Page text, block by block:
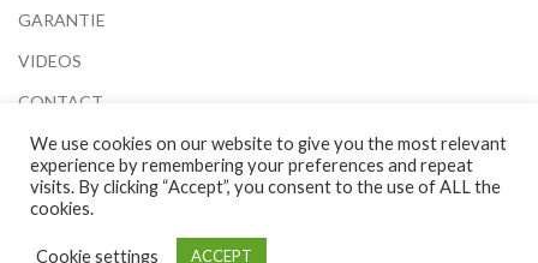
GARANTIE
VIDEOS
CONTACT
BEURZEN
PRIVACY POLICY
We use cookies on our website to give you the most relevant
experience by remembering your preferences and repeat
visits. By clicking “Accept”, you consent to the use of ALL the
cookies.
Cookie settings ACCEPT